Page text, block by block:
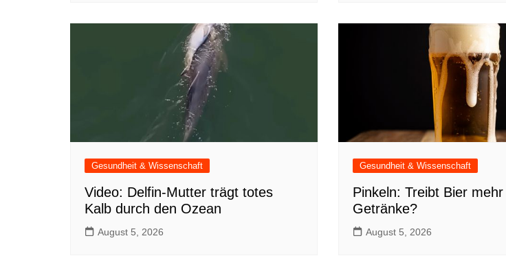
Gesundheit & Wissenschaft
Video: Delfin-Mutter trägt totes
Kalb durch den Ozean
August 5, 2026
Gesundheit & Wissenschaft
Pinkeln: Treibt Bier
Getränke?
August 5, 2026